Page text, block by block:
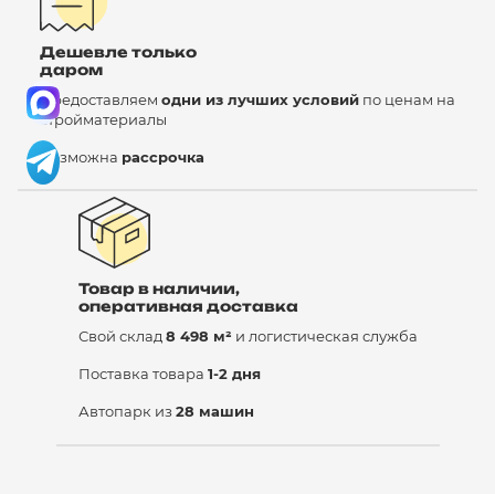
Дешевле только
даром
Предоставляем одни из лучших условий по ценам на
стройматериалы
Возможна рассрочка
Товар в наличии,
оперативная доставка
Свой склад 8 498 м² и логистическая служба
Поставка товара 1-2 дня
Автопарк из 28 машин